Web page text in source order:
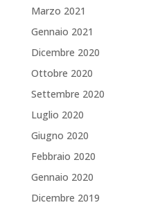
Marzo 2021
Gennaio 2021
Dicembre 2020
Ottobre 2020
Settembre 2020
Luglio 2020
Giugno 2020
Febbraio 2020
Gennaio 2020
Dicembre 2019